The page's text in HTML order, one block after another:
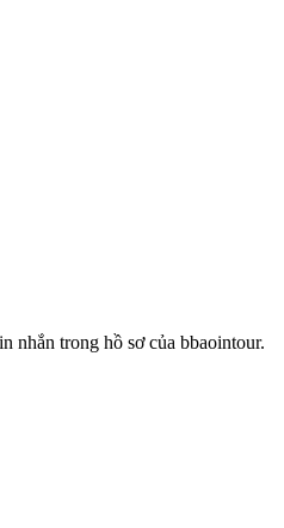
nhắn trong hồ sơ của bbaointour.